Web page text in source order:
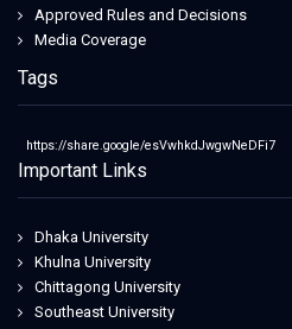
Approved Rules and Decisions
Media Coverage
Tags
https://share.google/esVwhkdJwgwNeDFi7
Important Links
Dhaka University
Khulna University
Chittagong University
Southeast University